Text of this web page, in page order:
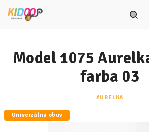
Model 1075
farba 03
AURELKA
Univerzálna obuv